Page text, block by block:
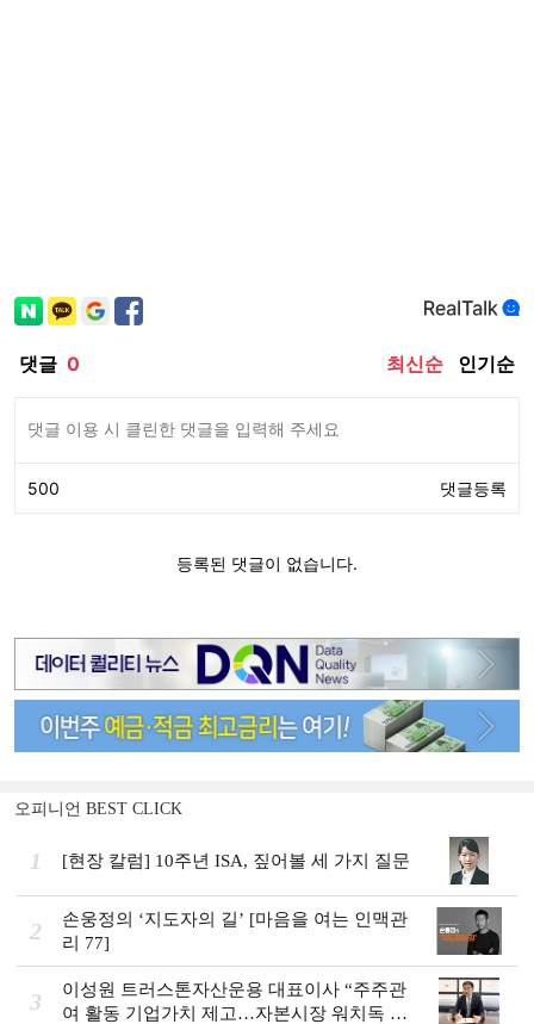
오피니언 BEST CLICK
1 [현장 칼럼] 10주년 ISA, 짚어볼 세 가지 질문
2
손웅정의 ‘지도자의 길’ [마음을 여는 인맥관
리 77]
3
이성원 트러스톤자산운용 대표이사 “주주관
여 활동 기업가치 제고…자본시장 워치독 역